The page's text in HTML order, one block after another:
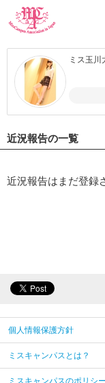
ミス玉川
近況報告の一覧
近況報告はまだ登録
個人情報保護方針
ミスキャンパスとは？
ミスキャンパスのポリシー